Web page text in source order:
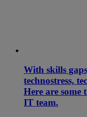
With skills
technostress,
Here are some
IT team.